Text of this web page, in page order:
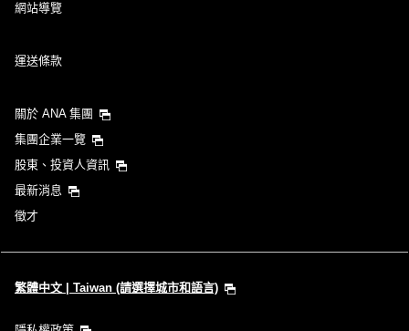
網站導覽
運送條款
關於 ANA 集團
集團企業一覽
股東、投資人資訊
最新消息
徵才
繁體中文 | Taiwan (請選擇城市和語言)